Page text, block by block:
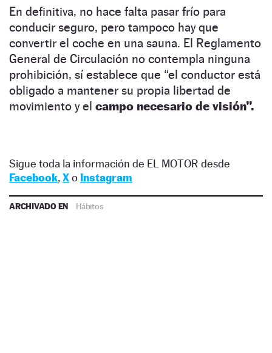
En definitiva, no hace falta pasar frío para
conducir seguro, pero tampoco hay que
convertir el coche en una sauna. El Reglamento
General de Circulación no contempla ninguna
prohibición, sí establece que “el conductor está
obligado a mantener su propia libertad de
movimiento y el campo necesario de visión”.
Sigue toda la información de EL MOTOR desde
Facebook, Xo Instagram
ARCHIVADO EN Hábitos